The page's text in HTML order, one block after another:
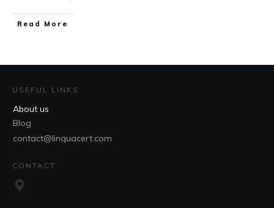
Read More
USEFUL LINKS
About us
Blog
contact@linquacert.com
CONTACT